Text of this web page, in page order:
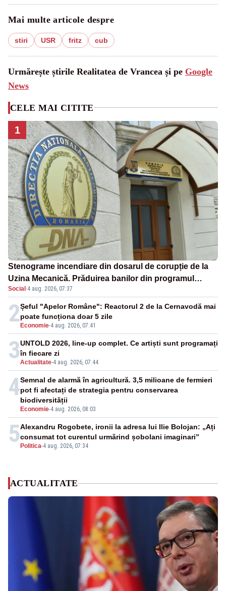
Mai multe articole despre
stiri USR fritz cub
Urmărește știrile Realitatea de Vrancea și pe Google
News
CELE MAI CITITE
1
Stenograme incendiare din dosarul de corupție de la
Uzina Mecanică. Prăduirea banilor din programul
SAFE, interceptată de DNA
Social ·4 aug. 2026, 07:37
2 Economie-4 aug. 2026, 07:41
Șeful "Apelor Române": Reactorul 2 de la Cernavodă mai
poate funcționa doar 5 zile
3Actualitate-4 aug. 2026, 07:44
UNTOLD 2026, line-up complet. Ce artiști sunt programați
în fiecare zi
4
Economie-4 aug. 2026, 08:03
Semnal de alarmă în agricultură. 3,5 milioane de fermieri
pot fi afectați de strategia pentru conservarea
biodiversității
5 Politica-4 aug. 2026, 07:34
Alexandru Rogobete, ironii la adresa lui Ilie Bolojan: „Ați
consumat tot curentul urmărind șobolani imaginari”
ACTUALITATE